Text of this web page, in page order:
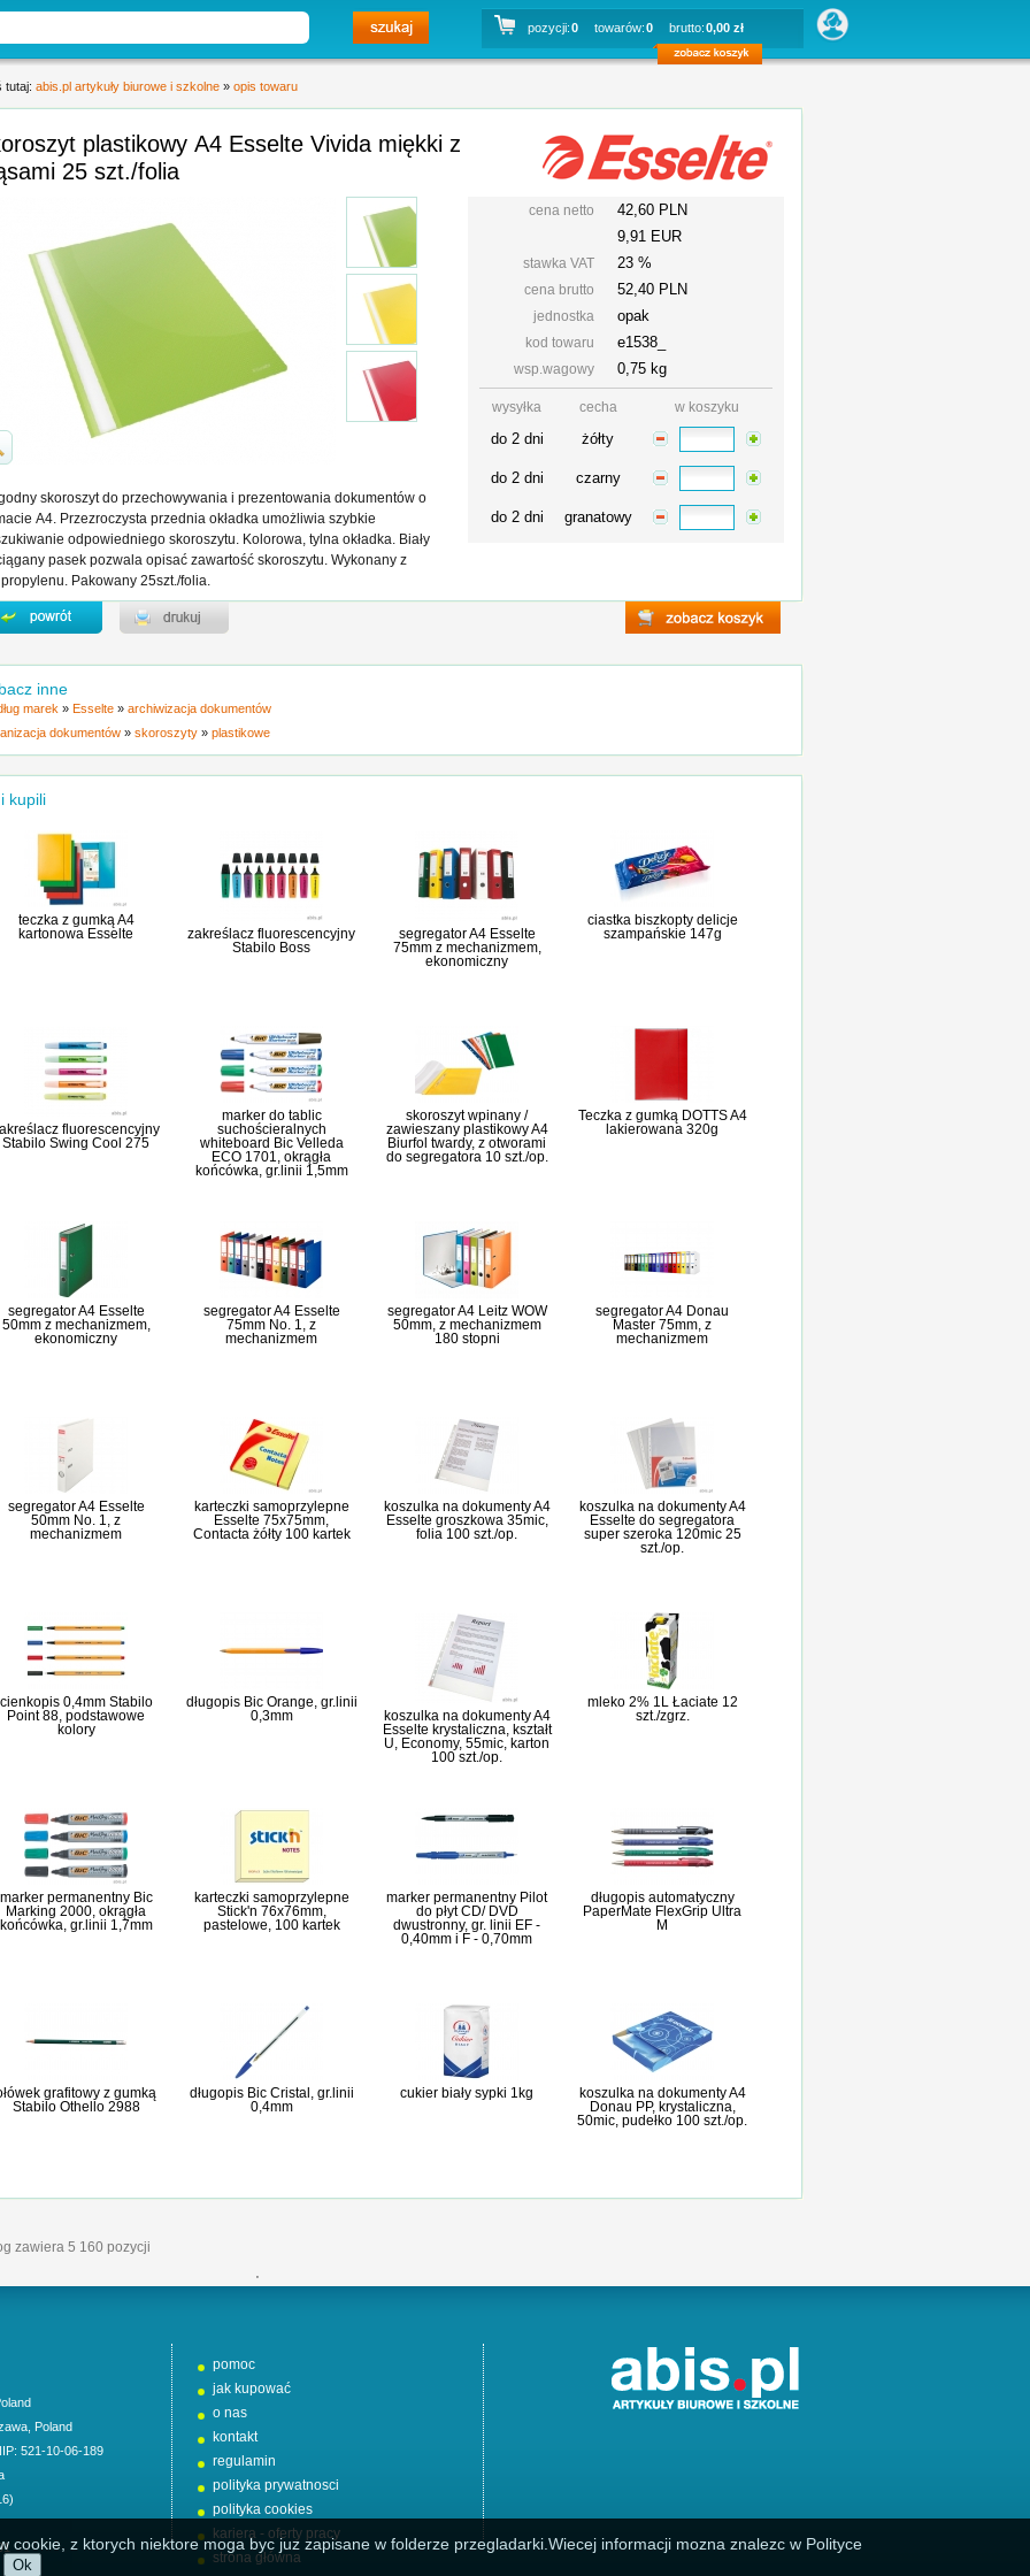
pozycji:0 towarów:0 brutto:0,00 zł
tutaj: abis.pl artykuły biurowe i szkolne » opis towaru
plastikowy A4 Esselte Vivida miękki z
25 szt./folia
cena netto
42,60 PLN
9,91 EUR
stawka VAT 23 %
cena brutto 52,40 PLN
jednostka opak
kod towaru e1538_
wsp.wagowy 0,75 kg
wysyłka cecha w koszyku
do 2 dni żółty
do 2 dni czarny
do 2 dni granatowy
skoroszyt do przechowywania i prezentowania dokumentów o
A4. Przezroczysta przednia okładka umożliwia szybkie
odpowiedniego skoroszytu. Kolorowa, tylna okładka. Biały
pasek pozwala opisać zawartość skoroszytu. Wykonany z
Pakowany 25szt./folia.
inne
marek » Esselte » archiwizacja dokumentów
dokumentów » skoroszyty » plastikowe
kupili
teczka z gumką A4
kartonowa Esselte
zakreślacz fluorescencyjny
Stabilo Boss
segregator A4 Esselte
75mm z mechanizmem,
ekonomiczny
ciastka biszkopty delicje
szampańskie 147g
fluorescencyjny
Stabilo Swing Cool 275
marker do tablic
suchościeralnych
whiteboard Bic Velleda
ECO 1701, okrągła
końcówka, gr.linii 1,5mm
skoroszyt wpinany /
zawieszany plastikowy A4
Biurfol twardy, z otworami
do segregatora 10 szt./op.
Teczka z gumką DOTTS A4
lakierowana 320g
segregator A4 Esselte
50mm z mechanizmem,
ekonomiczny
segregator A4 Esselte
75mm No. 1, z
mechanizmem
segregator A4 Leitz WOW
50mm, z mechanizmem
180 stopni
segregator A4 Donau
Master 75mm, z
mechanizmem
segregator A4 Esselte
50mm No. 1, z
mechanizmem
karteczki samoprzylepne
Esselte 75x75mm,
Contacta żółty 100 kartek
koszulka na dokumenty A4
Esselte groszkowa 35mic,
folia 100 szt./op.
koszulka na dokumenty A4
Esselte do segregatora
super szeroka 120mic 25
szt./op.
cienkopis 0,4mm Stabilo
Point 88, podstawowe
kolory
długopis Bic Orange, gr.linii
0,3mm
koszulka na dokumenty A4
Esselte krystaliczna, kształt
U, Economy, 55mic, karton
100 szt./op.
mleko 2% 1L Łaciate 12
szt./zgrz.
marker permanentny Bic
Marking 2000, okrągła
końcówka, gr.linii 1,7mm
karteczki samoprzylepne
Stick'n 76x76mm,
pastelowe, 100 kartek
marker permanentny Pilot
do płyt CD/ DVD
dwustronny, gr. linii EF -
0,40mm i F - 0,70mm
długopis automatyczny
PaperMate FlexGrip Ultra
M
grafitowy z gumką
Stabilo Othello 2988
długopis Bic Cristal, gr.linii
0,4mm
cukier biały sypki 1kg
koszulka na dokumenty A4
Donau PP, krystaliczna,
50mic, pudełko 100 szt./op.
zawiera 5 160 pozycji
'
Poland
521-10-06-189
pomoc
jak kupować
o nas
kontakt
regulamin
polityka prywatnosci
polityka cookies
kariera - oferty pracy
strona główna
cookie, z ktorych niektore moga byc juz zapisane w folderze przegladarki.Wiecej informacji mozna znalezc w Polityce